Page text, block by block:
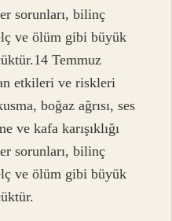
sorunları, bilinç
ve ölüm gibi büyük
Temmuz
etkileri ve riskleri
boğaz ağrısı, ses
ve kafa karışıklığı
sorunları, bilinç
ve ölüm gibi büyük